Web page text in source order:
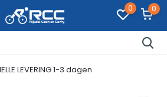
0 0
LEVERING 1-3 dagen